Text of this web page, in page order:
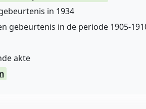
in 1934
gebeurtenis in de periode 1905-
akte